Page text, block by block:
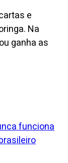
e
Na
ganha as
funciona